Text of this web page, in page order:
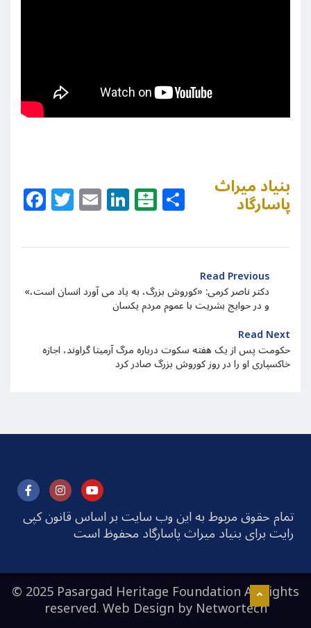
Facebook
Twitter
EmailLinkedIn
Balatarin
Share
بنیاد میراث
پاسارگاد
Read Previous
«دکتر ناصر کرمی: «کوروش بزرگ، به یاد می آورد انسان است،
و در حوایج بشریت با عموم مردم یکسان
Read Next
حکومت پس از یک هفته سکوت درباره مرگ آرمیتا گراوند، اجازه
خاکسپاری او را در روز کوروش بزرگ صادر کرد
تمام حقوق مربوط به این وب سایت بر اساس قانون کپی
رایت برای بنیاد میراث پاسارگاد محفوظ است
© 2025 Pasargad Heritage Foundation All rights
reserved. Web Design byNetwortech